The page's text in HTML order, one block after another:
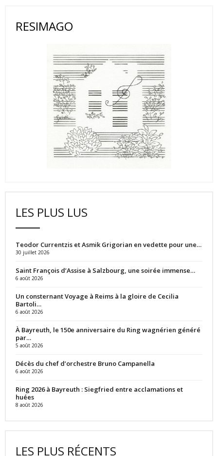
RESIMAGO
LES PLUS LUS
Teodor Currentzis et Asmik Grigorian en vedette pour une…
30 juillet 2026
Saint François d’Assise à Salzbourg, une soirée immense…
6 août 2026
Un consternant Voyage à Reims à la gloire de Cecilia
Bartoli…
6 août 2026
À Bayreuth, le 150e anniversaire du Ring wagnérien généré
par…
5 août 2026
Décès du chef d’orchestre Bruno Campanella
6 août 2026
Ring 2026 à Bayreuth : Siegfried entre acclamations et
huées
8 août 2026
LES PLUS RÉCENTS